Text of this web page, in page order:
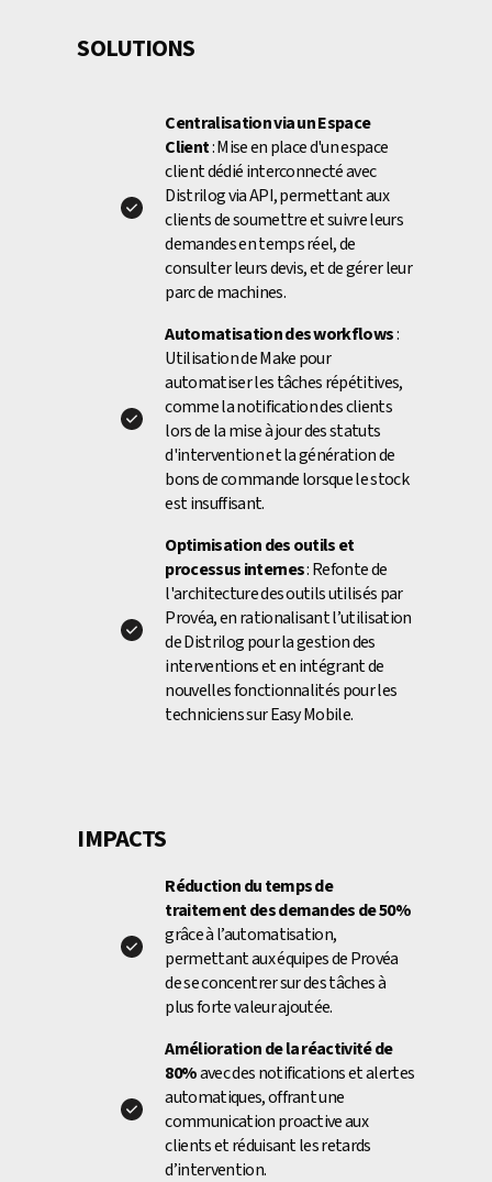
SOLUTIONS
Centralisation via un Espace
Client: Mise en place d'un espace
client dédié interconnecté avec
Distrilog via API, permettant aux
clients de soumettre et suivre leurs
demandes en temps réel, de
consulter leurs devis, et de gérer leur
parc de machines.
Automatisation des workflows:
Utilisation de Make pour
automatiser les tâches répétitives,
comme la notification des clients
lors de la mise à jour des statuts
d'intervention et la génération de
bons de commande lorsque le stock
est insuffisant.
Optimisation des outils et
processus internes: Refonte de
l'architecture des outils utilisés par
Provéa, en rationalisant l’utilisation
de Distrilog pour la gestion des
interventions et en intégrant de
nouvelles fonctionnalités pour les
techniciens sur Easy Mobile.
IMPACTS
Réduction du temps de
traitement des demandes de 50%
grâce à l’automatisation,
permettant aux équipes de Provéa
de se concentrer sur des tâches à
plus forte valeur ajoutée.
Amélioration de la réactivité de
80%avec des notifications et alertes
automatiques, offrant une
communication proactive aux
clients et réduisant les retards
d’intervention.